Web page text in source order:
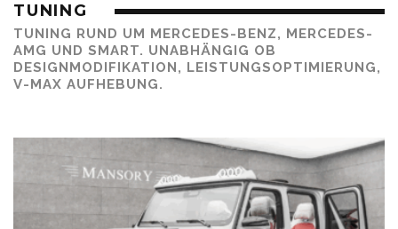
TUNING
TUNING RUND UM MERCEDES-BENZ, MERCEDES-
AMG UND SMART. UNABHÄNGIG OB
DESIGNMODIFIKATION, LEISTUNGSOPTIMIERUNG,
V-MAX AUFHEBUNG.